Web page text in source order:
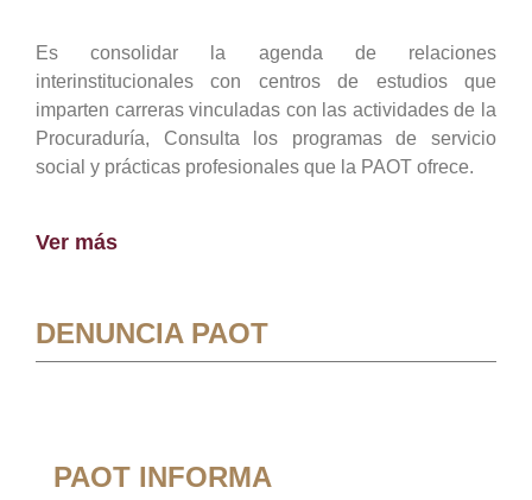
Es consolidar la agenda de relaciones
interinstitucionales con centros de estudios que
imparten carreras vinculadas con las actividades de la
Procuraduría, Consulta los programas de servicio
social y prácticas profesionales que la PAOT ofrece.
Ver más
DENUNCIA PAOT
PAOT INFORMA